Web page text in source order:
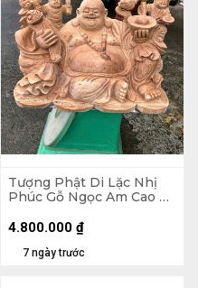
Tượng Phật Di Lặc Nhị
Phúc Gỗ Ngọc Am Cao 30
7 ngày trước
4.800.000 ₫